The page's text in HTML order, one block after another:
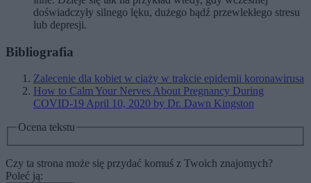
doświadczyły silnego lęku, dużego bądź przewlekłego stresu
lub depresji.
Bibliografia
Zalecenie dla kobiet w ciąży w trakcie epidemii koronawirusa
How to Calm Your Nerves About Pregnancy During
COVID-19 April 10, 2020 by Dr. Dawn Kingston
Ocena tekstu
Czy ta strona może się przydać komuś z Twoich znajomych?
Poleć ją: